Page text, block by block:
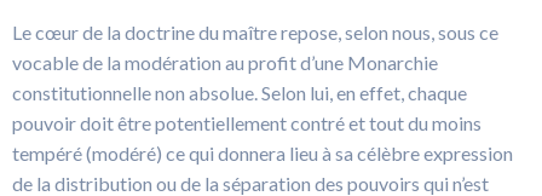
Le cœur de la doctrine du maître repose, selon nous, sous ce
vocable de la modération au profit d’une Monarchie
constitutionnelle non absolue. Selon lui, en effet, chaque
pouvoir doit être potentiellement contré et tout du moins
tempéré (modéré) ce qui donnera lieu à sa célèbre expression
de la distribution ou de la séparation des pouvoirs qui n’est